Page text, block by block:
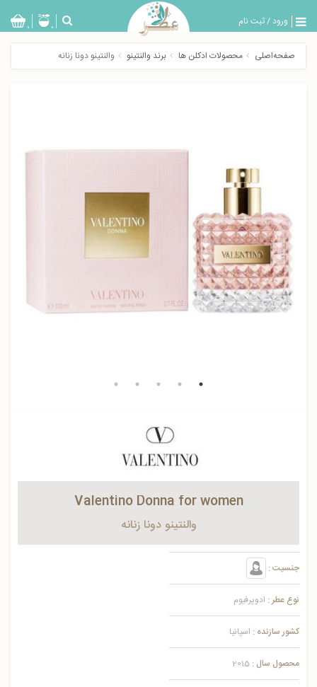
ورود/ثبت نام
بازگشت
0 0
صفحه‌اصلی محصولات ادکلن ها برند والنتینو والنتینو دونا زنانه
Valentino Donna for women
والنتینو دونا زنانه
جنسیت :
نوع عطر : ادوپرفیوم
کشور سازنده : اسپانیا
محصول سال : 2015